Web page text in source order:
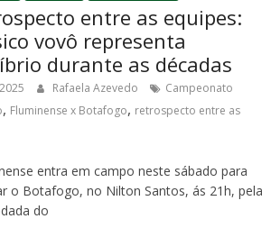
entre as equipes:
vovô representa
durante as décadas
Rafaela Azevedo
Campeonato
, Fluminense x Botafogo, retrospecto entre as
entra em campo neste sábado para
o Botafogo, no Nilton Santos, ás 21h, pela
do